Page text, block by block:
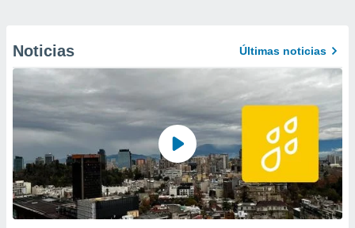
Noticias Últimas noticias